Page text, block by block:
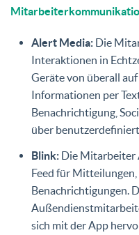
Alert Media: Die
Interaktionen in
Geräte von überall
Informationen per
Benachrichtigung,
über
Blink: Die Mitarbeiter
Feed für Mitteilungen,
Benachrichtigungen.
sich mit der App